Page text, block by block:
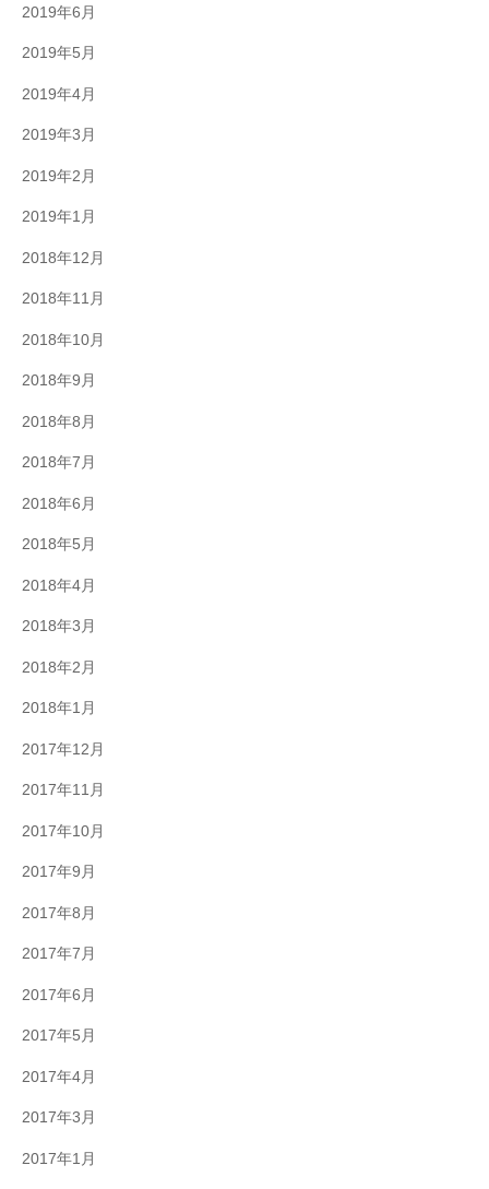
2019年6月
2019年5月
2019年4月
2019年3月
2019年2月
2019年1月
2018年12月
2018年11月
2018年10月
2018年9月
2018年8月
2018年7月
2018年6月
2018年5月
2018年4月
2018年3月
2018年2月
2018年1月
2017年12月
2017年11月
2017年10月
2017年9月
2017年8月
2017年7月
2017年6月
2017年5月
2017年4月
2017年3月
2017年1月